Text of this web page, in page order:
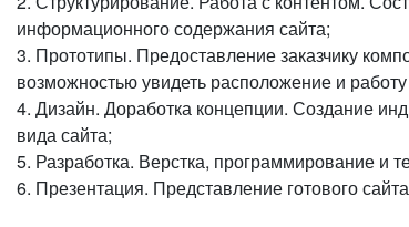
информационного содержания сайта;
3. Прототипы. Предоставление заказчику
возможностью увидеть расположение и
4. Дизайн. Доработка концепции. Создание
вида сайта;
5. Разработка. Верстка, программирование и
6. Презентация. Представление готового